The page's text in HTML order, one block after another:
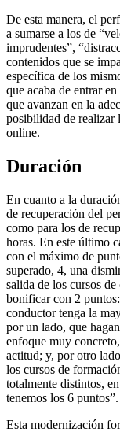
De esta manera, el
a sumarse a los de
imprudentes”,
contenidos que se
específica de los
que acaba de entrar
que avanzan en la
posibilidad de realizar
online.
Duración
En cuanto a la
de recuperación del
como para los de
horas. En este último
con el máximo de
superado, 4, una
salida de los cursos
bonificar con 2
conductor tenga la
por un lado, que
enfoque muy
actitud; y, por otro
los cursos de
totalmente distintos,
tenemos los 6 puntos”.
Esta modernización